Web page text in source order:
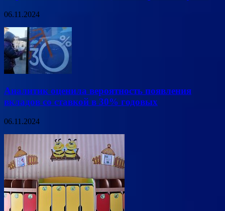
06.11.2024
Аналитик оценила вероятность появления
вкладов со ставкой в 30% годовых
06.11.2024